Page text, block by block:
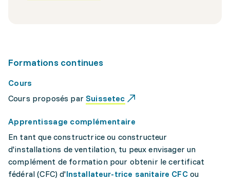
Formations continues
Cours
Cours proposés parSuissetec
Apprentissage complémentaire
En tant que constructrice ou constructeur
d'installations de ventilation, tu peux envisager un
complément de formation pour obtenir le certificat
fédéral (CFC) d'Installateur-trice sanitaire CFCou